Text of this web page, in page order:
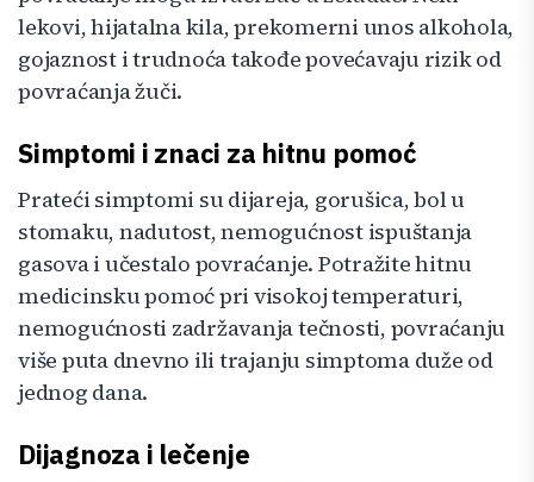
lekovi, hijatalna kila, prekomerni unos alkohola,
gojaznost i trudnoća takođe povećavaju rizik od
povraćanja žuči.
Simptomi i znaci za hitnu pomoć
Prateći simptomi su dijareja, gorušica, bol u
stomaku, nadutost, nemogućnost ispuštanja
gasova i učestalo povraćanje. Potražite hitnu
medicinsku pomoć pri visokoj temperaturi,
nemogućnosti zadržavanja tečnosti, povraćanju
više puta dnevno ili trajanju simptoma duže od
jednog dana.
Dijagnoza i lečenje